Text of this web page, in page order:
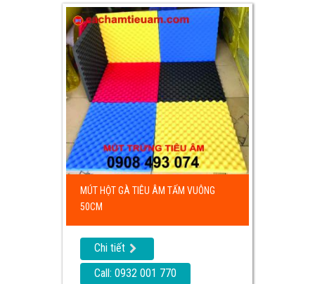
MÚT HỘT GÀ TIÊU ÂM TẤM VUÔNG
50CM
Chi tiết
Call: 0932 001 770